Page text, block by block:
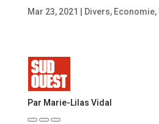
Mar 23, 2021 Divers, Economie,
Par Marie-Lilas Vidal